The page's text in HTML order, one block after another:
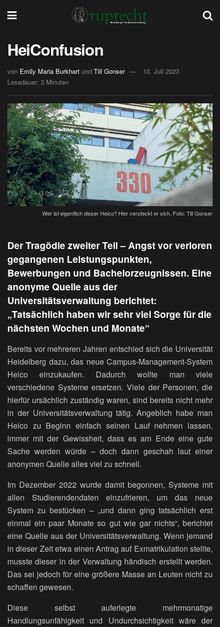
HeiConfusion
von Emily Maria Burkhart und Till Gonser
10. Juli 2023
Lesedauer: 3 Minuten
Wer ist eigentlich dieser Heico? Hier versteckt er sich. Foto: Till Gonser
Der Tragödie zweiter Teil – Angst vor verloren
gegangenen Leistungspunkten,
Bewerbungen und Bachelorzeugnissen. Eine
anonyme Quelle aus der
Universitätsverwaltung berichtet:
„Tatsächlich haben wir sehr viel Sorge für die
nächsten Wochen und Monate“
Bereits vor mehreren Jahren entschied sich die Universität
Heidelberg dazu, das neue Campus-Management-System
Heico einzukaufen. Dadurch wollte man viele
verschiedene Systeme ersetzen. Viele der Personen, die
hierfür ursächlich zuständig waren, sind bereits nicht mehr
in der Universitätsverwaltung tätig. Angeblich habe man
Heico zu Beginn einfach seinen Lauf nehmen lassen,
immer mit der Gewissheit, dass es am Ende eine gute
Sache werden würde – doch dann geschah laut einer
anonymen Quelle alles viel zu schnell.
Im Dezember 2022 wurde damit begonnen, Systeme mit
allen Studierendendaten einzufrieren, um das neue
System zu bestücken – „und dann ging tatsächlich erst
einmal ein paar Monate so gut wie gar nichts“, berichtet
eine Quelle aus der Universitätsverwaltung. Wenn jemand
in dieser Zeit etwa einen Antrag auf Exmatrikulation stellte,
musste dieser in der Verwaltung händisch erstellt werden.
Das sei jedoch für eine größere Masse an Leuten nicht zu
schaffen gewesen.
Diese selbst auferlegte mehrmonatige
Handlungsunfähigkeit und Undurchsichtigkeit wäre der